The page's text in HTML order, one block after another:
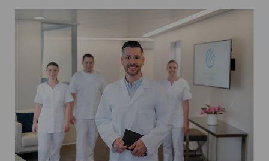
ICL-Technik
Individuell angepasste Medizinprodukte
Infektiologie
Intermediate Care IMC
Interventionelle Kardiologie